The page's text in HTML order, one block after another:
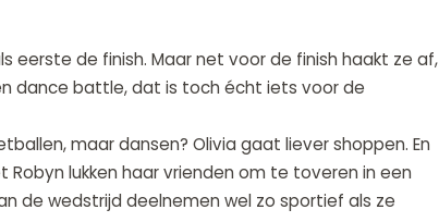
eerste de finish. Maar net voor de finish haakt ze af,
dance battle, dat is toch écht iets voor de
maar dansen? Olivia gaat liever shoppen. En
lukken haar vrienden om te toveren in een
de wedstrijd deelnemen wel zo sportief als ze